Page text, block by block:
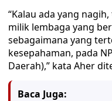
“Kalau ada yang
milik lembaga yang
sebagaimana yang
kesepahaman, pada
Daerah),” kata Aher
Baca Juga: